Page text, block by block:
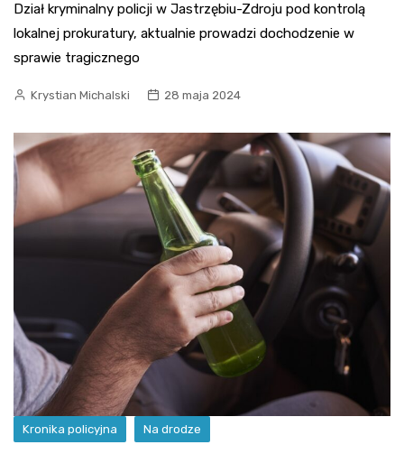
Dział kryminalny policji w Jastrzębiu-Zdroju pod kontrolą
lokalnej prokuratury, aktualnie prowadzi dochodzenie w
sprawie tragicznego
Krystian Michalski 28 maja 2024
Kronika policyjna Na drodze